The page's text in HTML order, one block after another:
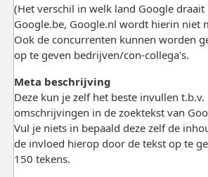
(Het verschil in welk land Google draait
Google.be, Google.nl wordt hierin niet
Ook de concurrenten kunnen worden
op te geven bedrijven/con-collega's.
Meta beschrijving
Deze kun je zelf het beste invullen t.b.v.
omschrijvingen in de zoektekst van
Vul je niets in bepaald deze zelf de
de invloed hierop door de tekst op te
150 tekens.